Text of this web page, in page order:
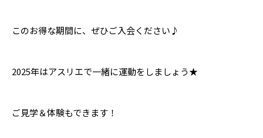
このお得な期間に、ぜひご入会ください♪
2025年はアスリエで一緒に運動をしましょう★
ご見学＆体験もできます！